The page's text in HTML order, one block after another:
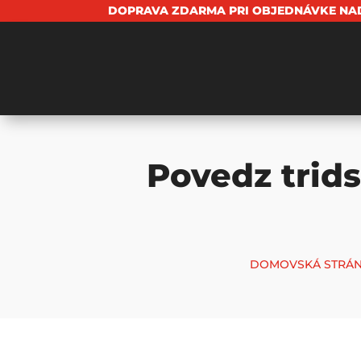
DOPRAVA ZDARMA PRI OBJEDNÁVKE
Povedz
DOMOVSKÁ